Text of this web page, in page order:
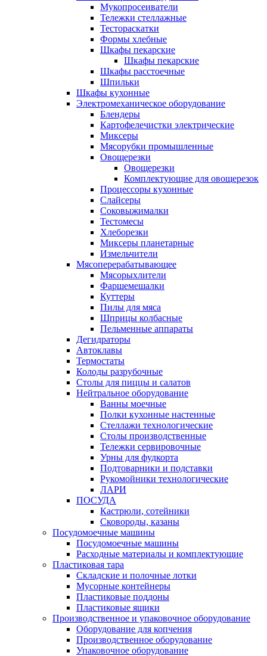
Мукопросеиватели
Тележки стеллажные
Тестораскатки
Формы хлебные
Шкафы пекарские
Шкафы пекарские
Шкафы расстоечные
Шпильки
Шкафы кухонные
Электромеханическое оборудование
Блендеры
Картофелечистки электрические
Миксеры
Мясорубки промышленные
Овощерезки
Овощерезки
Комплектующие для овощерезок
Процессоры кухонные
Слайсеры
Соковыжималки
Тестомесы
Хлеборезки
Миксеры планетарные
Измельчители
Мясоперерабатывающее
Мясорыхлители
Фаршемешалки
Куттеры
Пилы для мяса
Шприцы колбасные
Пельменные аппараты
Дегидраторы
Автоклавы
Термостаты
Колоды разрубочные
Столы для пиццы и салатов
Нейтральное оборудование
Ванны моечные
Полки кухонные настенные
Стеллажи технологические
Столы производственные
Тележки сервировочные
Урны для фудкорта
Подтоварники и подставки
Рукомойники технологические
ЛАРИ
ПОСУДА
Кастрюли, сотейники
Сковороды, казаны
Посудомоечные машины
Посудомоечные машины
Расходные материалы и комплектующие
Пластиковая тара
Складские и полочные лотки
Мусорные контейнеры
Пластиковые поддоны
Пластиковые ящики
Производственное и упаковочное оборудование
Оборудование для копчения
Производственное оборудование
Упаковочное оборудование